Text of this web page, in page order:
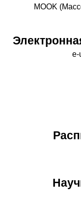
МООK
e-